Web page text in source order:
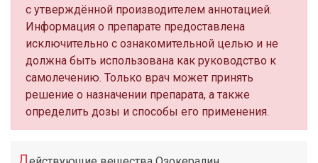
с утверждённой производителем аннотацией.
Информация о препарате предоставлена
исключительно с ознакомительной целью и не
должна быть использована как руководство к
самолечению. Только врач может принять
решение о назначении препарата, а также
определить дозы и способы его применения.